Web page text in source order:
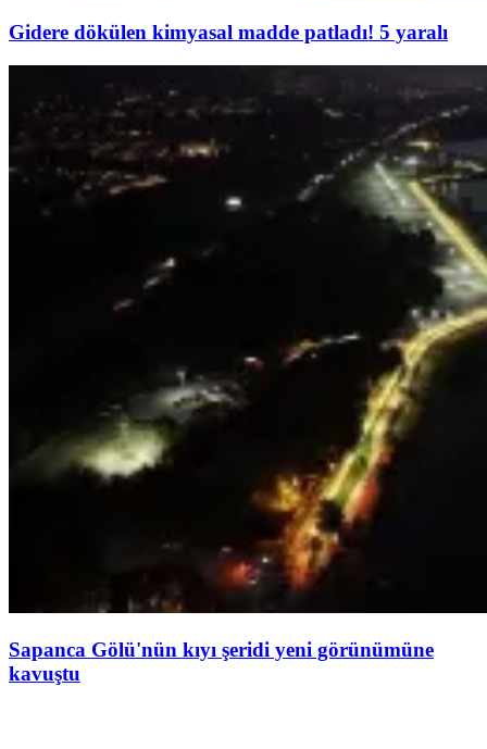
Gidere dökülen kimyasal madde patladı! 5 yaralı
Sapanca Gölü'nün kıyı şeridi yeni görünümüne
kavuştu